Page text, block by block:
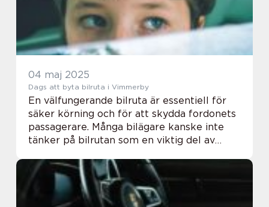
04 maj 2025
Dags att byta bilruta i Vimmerby
En välfungerande bilruta är essentiell för
säker körning och för att skydda fordonets
passagerare. Många bilägare kanske inte
tänker på bilrutan som en viktig del av